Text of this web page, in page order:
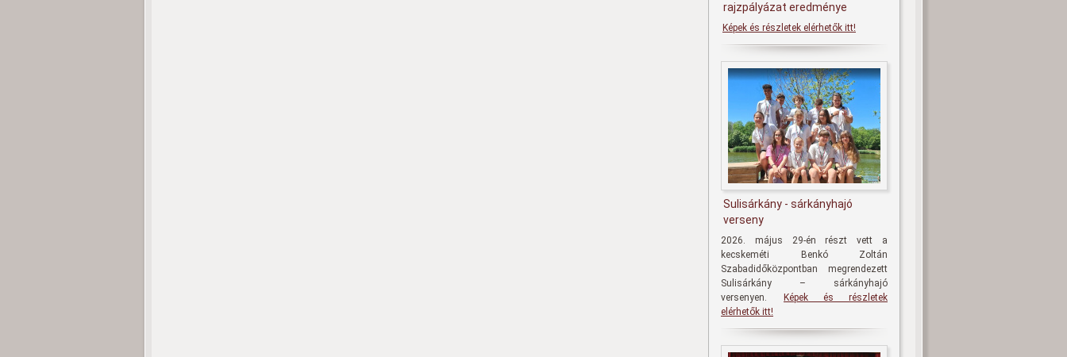
rajzpályázat eredménye
Képek és részletek elérhetők itt!
Sulisárkány - sárkányhajó
verseny
2026. május 29-én részt vett a
kecskeméti Benkó Zoltán
Szabadidőközpontban megrendezett
Sulisárkány – sárkányhajó
versenyen.
Képek és részletek
elérhetők itt!